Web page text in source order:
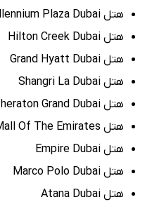
هتل Millennium Plaza Dubai
هتل Hilton Creek Dubai
هتل Grand Hyatt Dubai
هتل Shangri La Dubai
هتل Sheraton Grand Dubai
هتل Ibis Mall Of The Emirates
هتل Empire Dubai
هتل Marco Polo Dubai
هتل Atana Dubai